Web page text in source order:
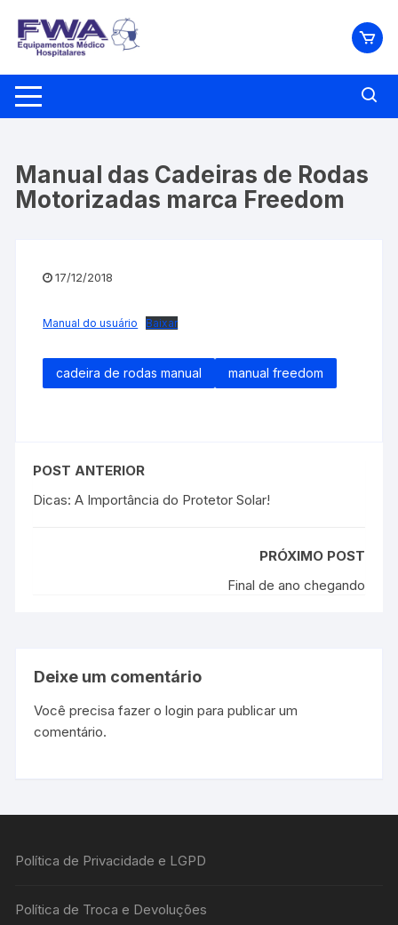
para
conteúdo
Manual das Cadeiras de Rodas
Motorizadas marca Freedom
17/12/2018
Manual do usuário Baixar
cadeira de rodas manual manual freedom
POST ANTERIOR
Dicas: A Importância do Protetor Solar!
PRÓXIMO POST
Final de ano chegando
Deixe um comentário
Você precisa fazer ologin para publicar um
comentário.
Política de Privacidade e LGPD
Política de Troca e Devoluções